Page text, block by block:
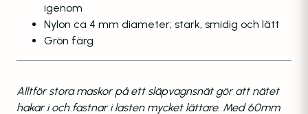
igenom
Nylon ca 4 mm diameter; stark, smidig och lätt
Grön färg
Alltför stora maskor på ett släpvagnsnät gör att nätet
hakar i och fastnar i lasten mycket lättare. Med 60mm